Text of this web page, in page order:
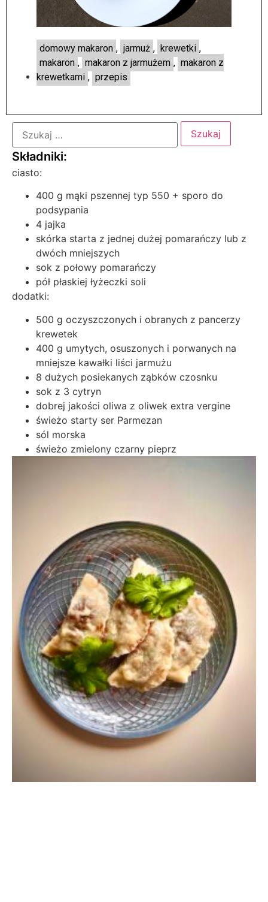
domowy makaron , jarmuż , krewetki ,
makaron , makaron z jarmużem , makaron z
krewetkami , przepis
ciasto:
400 g mąki pszennej typ 550 + sporo do
podsypania
4 jajka
skórka starta z jednej dużej pomarańczy lub z
dwóch mniejszych
sok z połowy pomarańczy
pół płaskiej łyżeczki soli
dodatki:
500 g oczyszczonych i obranych z pancerzy
krewetek
400 g umytych, osuszonych i porwanych na
mniejsze kawałki liści jarmużu
8 dużych posiekanych ząbków czosnku
sok z 3 cytryn
dobrej jakości oliwa z oliwek extra vergine
świeżo starty ser Parmezan
sól morska
świeżo zmielony czarny pieprz